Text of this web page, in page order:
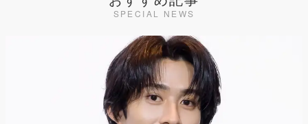
SPECIAL NEWS